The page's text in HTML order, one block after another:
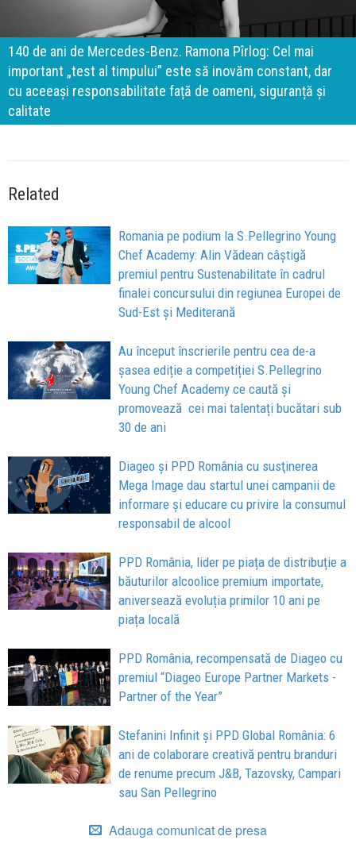
140 de ani de Mercedes-Benz. Ramona Pîrlog: Cel mai
important „test al timpului” este să inovăm constant, dar
cu aceeași responsabilitate față de oameni, siguranță și
calitate
Related
Romania pe podium la S.Pellegrino Young
Chef Academy: Alin Vădean câștigă
premiul pentru Sustenabilitate în cadrul
finalei concursului din regiunea Europei de
Sud-Est și Mediterană
Au început înscrierile pentru cea de-a
șasea ediție a competiției S.Pellegrino
Young Chef Academy ce caută și
promovează cei mai talentați bucătari sub
30 de ani
Diageo şi PPD România cu susţinerea
Mega Image dau startul unei campanii de
informare şi educare cu privire la consumul
responsabil de alcool
PPD România, lider pe piața de distribuție a
băuturilor alcoolice premium importate,
aniversează evoluția primilor 10 ani pe
piața locală
PPD România, recompensată de Diageo cu
premiul “Diageo Europe Partner Markets -
Partner of the Year”
Stefanini Infinit și PPD Global România: 6
ani de colaborare creativă pentru branduri
de renume precum J&B, Tazovsky, Campari
sau San Pellegrino
Adauga comunicat de presa